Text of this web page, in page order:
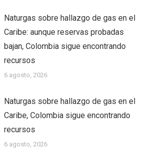
Naturgas sobre hallazgo de gas en el
Caribe: aunque reservas probadas
bajan, Colombia sigue encontrando
recursos
6 agosto, 2026
Naturgas sobre hallazgo de gas en el
Caribe, Colombia sigue encontrando
recursos
6 agosto, 2026